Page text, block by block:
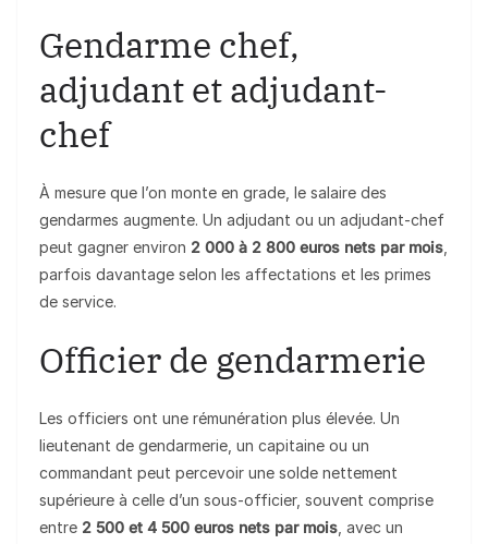
Gendarme chef,
adjudant et adjudant-
chef
À mesure que l’on monte en grade, le salaire des
gendarmes augmente. Un adjudant ou un adjudant-chef
peut gagner environ 2 000 à 2 800 euros nets par mois
parfois davantage selon les affectations et les primes
de service.
Officier de gendarmerie
Les officiers ont une rémunération plus élevée. Un
lieutenant de gendarmerie, un capitaine ou un
commandant peut percevoir une solde nettement
supérieure à celle d’un sous-officier, souvent comprise
entre 2 500 et 4 500 euros nets par mois , avec un